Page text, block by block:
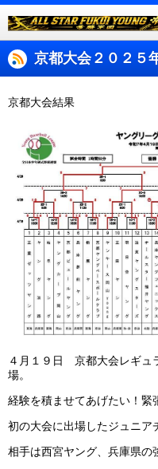
京都大会２０２５
京都大会結果
４月１９日 京都大会レギュ
場。
経験を積ませてあげたい！緊
初の大会に出場したジュニア
相手は西宮ヤング、兵庫県の